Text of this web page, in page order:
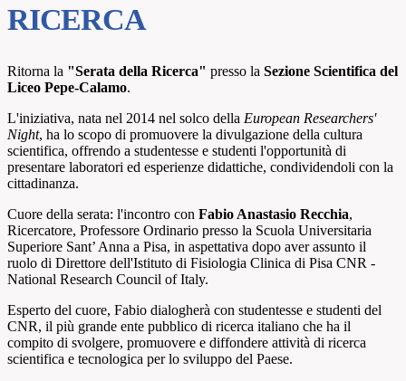
RICERCA
Ritorna la "Serata della Ricerca" presso la Sezione Scientifica del
Liceo Pepe-Calamo.
L'iniziativa, nata nel 2014 nel solco della European Researchers'
Night, ha lo scopo di promuovere la divulgazione della cultura
scientifica, offrendo a studentesse e studenti l'opportunità di
presentare laboratori ed esperienze didattiche, condividendoli con la
cittadinanza.
Cuore della serata: l'incontro con Fabio Anastasio Recchia,
Ricercatore, Professore Ordinario presso la Scuola Universitaria
Superiore Sant’ Anna a Pisa, in aspettativa dopo aver assunto il
ruolo di Direttore dell'Istituto di Fisiologia Clinica di Pisa CNR -
National Research Council of Italy.
Esperto del cuore, Fabio dialogherà con studentesse e studenti del
CNR, il più grande ente pubblico di ricerca italiano che ha il
compito di svolgere, promuovere e diffondere attività di ricerca
scientifica e tecnologica per lo sviluppo del Paese.